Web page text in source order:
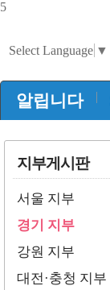
5
Select Language ▼
알립니다 |
지부게시판
서울 지부
경기 지부
강원 지부
대전·충청 지부